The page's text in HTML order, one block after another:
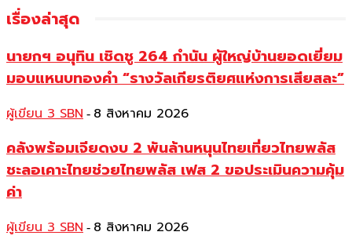
เรื่องล่าสุด
นายกฯ อนุทิน เชิดชู 264 กำนัน ผู้ใหญ่บ้านยอดเยี่ยม
มอบแหนบทองคำ “รางวัลเกียรติยศแห่งการเสียสละ”
ผู้เขียน 3 SBN - 8 สิงหาคม 2026
คลังพร้อมเจียดงบ 2 พันล้านหนุนไทยเที่ยวไทยพลัส
ชะลอเคาะไทยช่วยไทยพลัส เฟส 2 ขอประเมินความคุ้ม
ค่า
ผู้เขียน 3 SBN - 8 สิงหาคม 2026